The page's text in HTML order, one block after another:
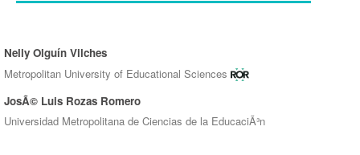
Authors
Nelly Olguín Vilches
Metropolitan University of Educational Sciences
JosÃ© Luis Rozas Romero
Universidad Metropolitana de Ciencias de la EducaciÃ³n